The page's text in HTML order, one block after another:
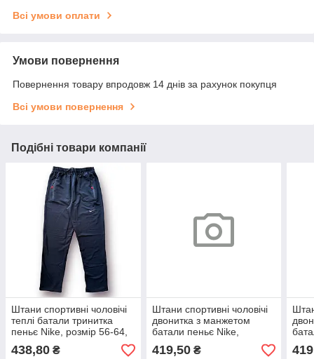
Всі умови оплати
Умови повернення
Повернення товару впродовж 14 днів за рахунок покупця
Всі умови повернення
Подібні товари компанії
Штани спортивні чоловічі
теплі батали тринитка
пеньє Nike, розмір 56-64,
сині, 05495
438,80 ₴
Штани спортивні чоловічі
двонитка з манжетом
батали пеньє Nike,
розміри 56-64, чорні, 4201
419,50₴